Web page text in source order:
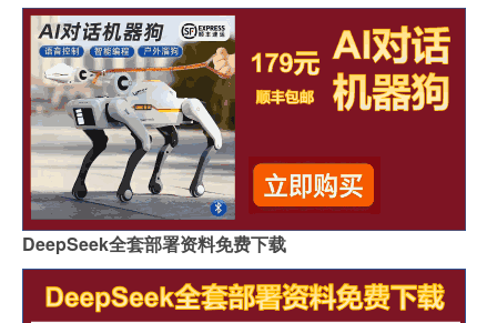
DeepSeek全套部署资料免费下载